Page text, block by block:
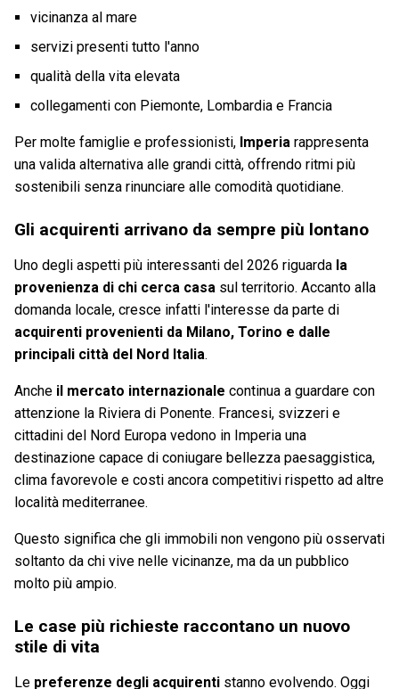
vicinanza al mare
servizi presenti tutto l'anno
qualità della vita elevata
collegamenti con Piemonte, Lombardia e Francia
Per molte famiglie e professionisti, Imperia rappresenta
una valida alternativa alle grandi città, offrendo ritmi più
sostenibili senza rinunciare alle comodità quotidiane.
Gli acquirenti arrivano da sempre più lontano
Uno degli aspetti più interessanti del 2026 riguarda la
provenienza di chi cerca casa sul territorio. Accanto alla
domanda locale, cresce infatti l'interesse da parte di
acquirenti provenienti da Milano, Torino e dalle
principali città del Nord Italia.
Anche il mercato internazionale continua a guardare con
attenzione la Riviera di Ponente. Francesi, svizzeri e
cittadini del Nord Europa vedono in Imperia una
destinazione capace di coniugare bellezza paesaggistica,
clima favorevole e costi ancora competitivi rispetto ad altre
località mediterranee.
Questo significa che gli immobili non vengono più osservati
soltanto da chi vive nelle vicinanze, ma da un pubblico
molto più ampio.
Le case più richieste raccontano un nuovo
stile di vita
Le preferenze degli acquirenti stanno evolvendo. Oggi